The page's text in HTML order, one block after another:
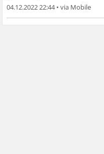
04.12.2022 22:44•